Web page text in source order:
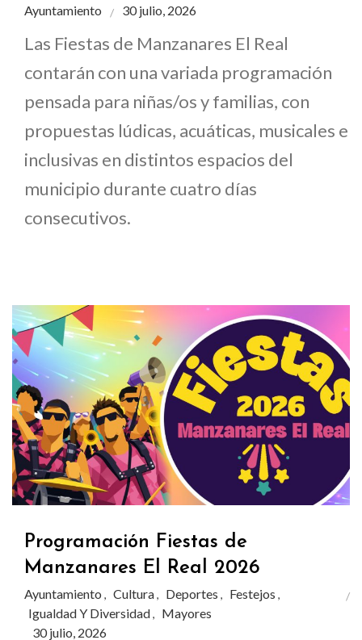
Ayuntamiento 30 julio, 2026
Las Fiestas de Manzanares El Real
contarán con una variada programación
pensada para niñas/os y familias, con
propuestas lúdicas, acuáticas, musicales e
inclusivas en distintos espacios del
municipio durante cuatro días
consecutivos.
Programación Fiestas de
Manzanares El Real 2026
Ayuntamiento , Cultura, Deportes , Festejos ,
Igualdad Y Diversidad, Mayores
30 julio, 2026